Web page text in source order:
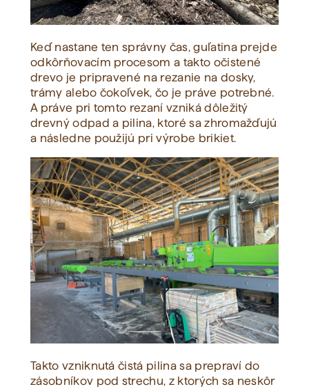
Keď nastane ten správny čas, guľatina prejde
odkôrňovacím procesom a takto očistené
drevo je pripravené na rezanie na dosky,
trámy alebo čokoľvek, čo je práve potrebné.
A práve pri tomto rezaní vzniká dôležitý
drevný odpad a pilina, ktoré sa zhromažďujú
a následne použijú pri výrobe brikiet.
Takto vzniknutá čistá pilina sa prepraví do
zásobníkov pod strechu, z ktorých sa neskôr